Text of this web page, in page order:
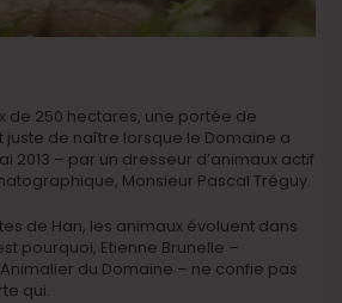
de 250 hectares, une portée de
juste de naître lorsque le Domaine a
2013 – par un dresseur d’animaux actif
Monsieur Pascal Tréguy.
de Han, les animaux évoluent dans
pourquoi, Etienne Brunelle –
du Domaine – ne confie pas
qui.